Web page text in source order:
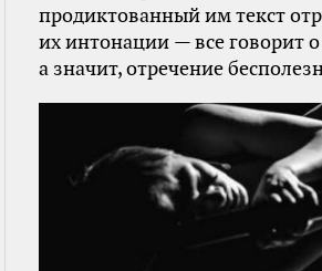
продиктованный им текст
их интонации — все говорит
а значит, отречение